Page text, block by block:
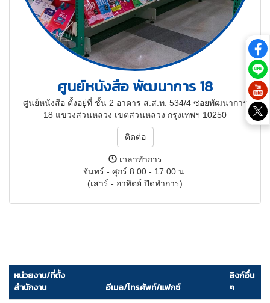
ศูนย์หนังสือ พัฒนาการ 18
ศูนย์หนังสือ ตั้งอยู่ที่ ชั้น 2 อาคาร ส.ส.ท. 534/4 ซอยพัฒนาการ
18 แขวงสวนหลวง เขตสวนหลวง กรุงเทพฯ 10250
ติดต่อ
เวลาทำการ
จันทร์ - ศุกร์ 8.00 - 17.00 น.
(เสาร์ - อาทิตย์ ปิดทำการ)
หน่วยงาน/ที่ตั้ง
สำนักงาน
อีเมล/โทรศัพท์/แฟกซ์
ลิงก์อื่น
ๆ